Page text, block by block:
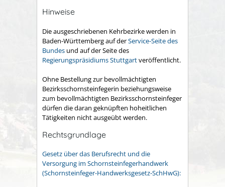
Hinweise
Die ausgeschriebenen Kehrbezirke werden in
Baden-Württemberg auf derService-Seite des
Bundes und auf der Seite des
Regierungspräsidiums Stuttgartveröffentlicht.
Ohne Bestellung zur bevollmächtigten
Bezirksschornsteinfegerin beziehungsweise
zum bevollmächtigten Bezirksschornsteinfeger
dürfen die daran geknüpften hoheitlichen
Tätigkeiten nicht ausgeübt werden.
Rechtsgrundlage
Gesetz über das Berufsrecht und die
Versorgung im Schornsteinfegerhandwerk
(Schornsteinfeger-Handwerksgesetz-SchHwG):